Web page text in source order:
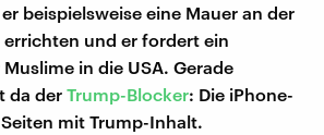
beispielsweise eine Mauer an der
errichten und er fordert ein
in die USA. Gerade
da der Trump-Blocker: Die iPhone-
mit Trump-Inhalt.